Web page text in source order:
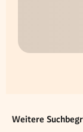
Weitere